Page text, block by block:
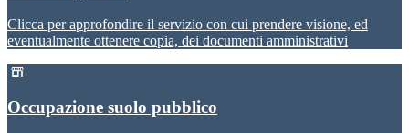
Clicca per approfondire il servizio con cui prendere visione, ed
eventualmente ottenere copia, dei documenti amministrativi
Occupazione suolo pubblico